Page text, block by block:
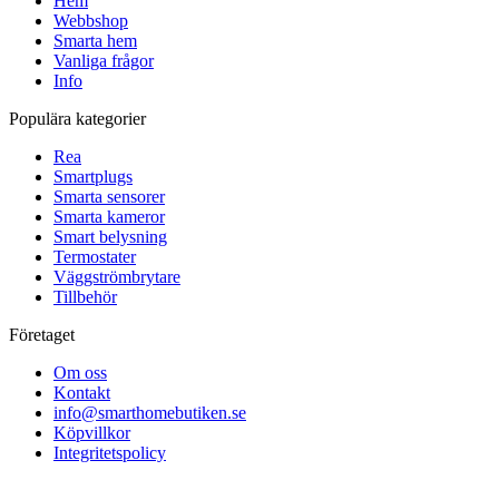
Webbshop
Smarta hem
Vanliga frågor
Info
Populära kategorier
Rea
Smartplugs
Smarta sensorer
Smarta kameror
Smart belysning
Termostater
Väggströmbrytare
Tillbehör
Företaget
Om oss
Kontakt
info@smarthomebutiken.se
Köpvillkor
Integritetspolicy